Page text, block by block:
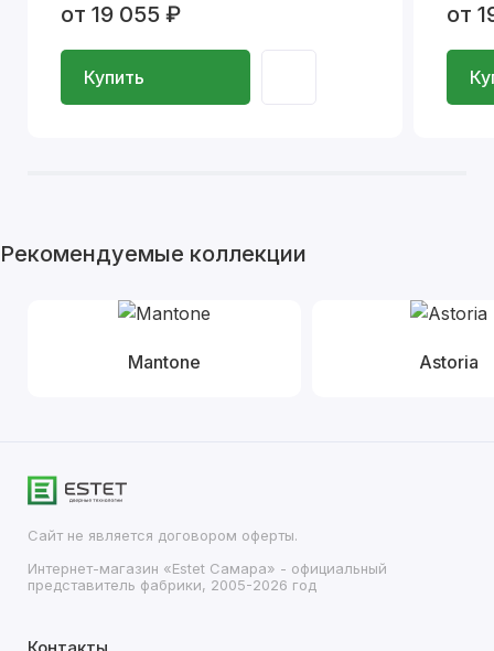
от 19 055 ₽
Купить
от
Рекомендуемые коллекции
Mantone Astoria
Сайт не является договором оферты.
Интернет-магазин «Estet Самара» - официальный
представитель фабрики, 2005-2026 год